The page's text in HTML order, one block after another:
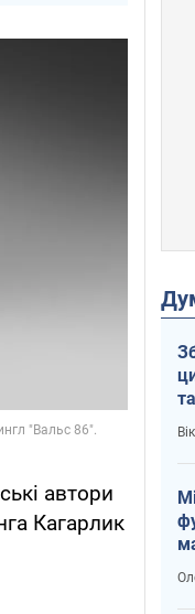
автори
Кагарлик
і